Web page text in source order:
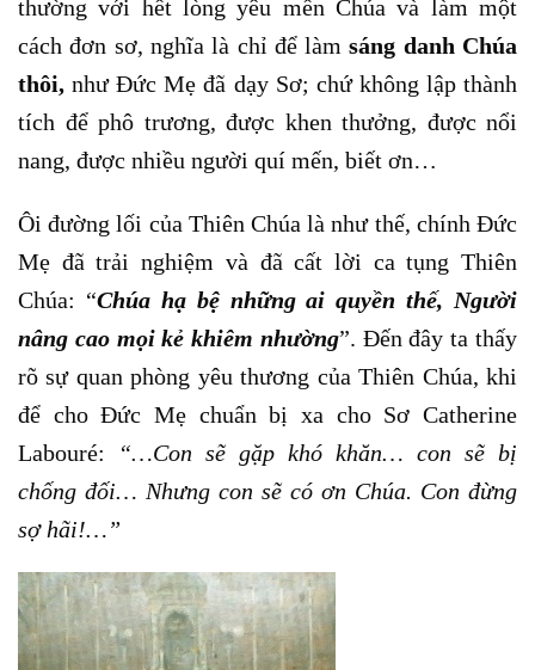
thường với hết lòng yêu mến Chúa và làm một
cách đơn sơ, nghĩa là chỉ để làmsáng danh Chúa
thôi,như Đức Mẹ đã dạy Sơ; chứ không lập thành
tích để phô trương, được khen thưởng, được nổi
nang, được nhiều người quí mến, biết ơn…
Ôi đường lối của Thiên Chúa là như thế, chính Đức
Mẹ đã trải nghiệm và đã cất lời ca tụng Thiên
Chúa: “Chúa hạ bệ những ai quyền thế, Người
nâng cao mọi kẻ khiêm nhường”. Đến đây ta thấy
rõ sự quan phòng yêu thương của Thiên Chúa, khi
để cho Đức Mẹ chuẩn bị xa cho Sơ Catherine
Labouré:
“…Con sẽ gặp khó khăn… con sẽ bị
chống đối… Nhưng con sẽ có ơn Chúa. Con đừng
sợ hãi!…”